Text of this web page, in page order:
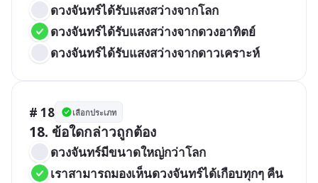
ดวงจันทร์ได้รับแสงสว่างจากโลก
ดวงจันทร์ได้รับแสงสว่างจากดวงอาทิตย์
ดวงจันทร์ได้รับแสงสว่างจากดาวเคราะห์
# 18 เลือกประเภท
18. ข้อใดกล่าวถูกต้อง
ดวงจันทร์มีขนาดใหญ่กว่าโลก
เราสามารถมองเห็นดวงจันทร์ได้เกือบทุกๆ คืน